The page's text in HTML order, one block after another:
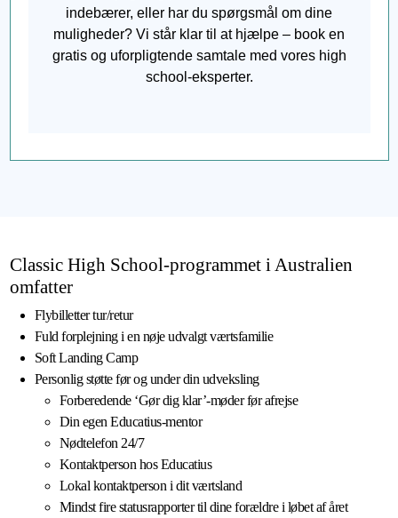
indebærer, eller har du spørgsmål om dine
muligheder? Vi står klar til at hjælpe – book en
gratis og uforpligtende samtale med vores high
school-eksperter.
Classic High School-programmet i Australien
omfatter
Flybilletter tur/retur
Fuld forplejning i en nøje udvalgt værtsfamilie
Soft Landing Camp
Personlig støtte før og under din udveksling
Forberedende ‘Gør dig klar’-møder før afrejse
Din egen Educatius-mentor
Nødtelefon 24/7
Kontaktperson hos Educatius
Lokal kontaktperson i dit værtsland
Mindst fire statusrapporter til dine forældre i løbet af året